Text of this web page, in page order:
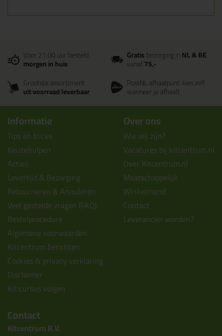
Voor 21:00 uur besteld
morgen in huis
Gratisbezorging inNL & BE
vanaf75,-
Grootste assortiment
uit voorraad leverbaar
PostNL afhaalpunt: kies zelf
wanneer je afhaalt
Informatie
Tips en tricks
Keuzehulpen
Acties
Levertijd & Bezorging
Retourneren & Annuleren
Veel gestelde vragen (FAQ)
Bestelprocedure
Algemene voorwaarden
Kitcentrum berichten
Cookies & privacy verklaring
Disclaimer
Kit cursus volgen
Over ons
Wie wij zijn?
Vacatures bij kitcentrum.nl
Over Kitcentrum.nl
Maatschappelijk
Winkelmand
Contact
Leverancier worden?
Contact
Kitcentrum B.V.